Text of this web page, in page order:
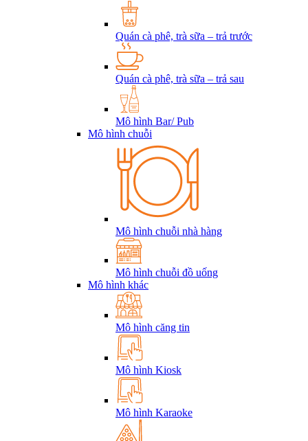
Quán cà phê, trà sữa – trả trước
Quán cà phê, trà sữa – trả sau
Mô hình Bar/ Pub
Mô hình chuỗi
Mô hình chuỗi nhà hàng
Mô hình chuỗi đồ uống
Mô hình khác
Mô hình căng tin
Mô hình Kiosk
Mô hình Karaoke